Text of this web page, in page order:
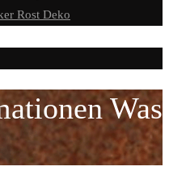
Rost Deko
Was